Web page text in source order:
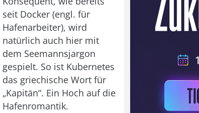
seit Docker (engl. für
Hafenarbeiter), wird
natürlich auch hier mit
dem Seemannsjargon
gespielt. So ist Kubernetes
das griechische Wort für
„Kapitän“. Ein Hoch auf die
Hafenromantik.